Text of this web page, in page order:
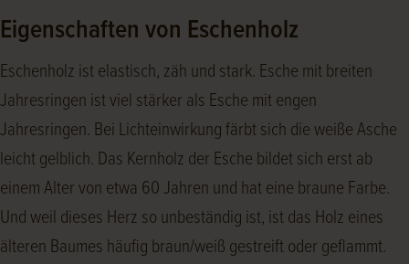
Eigenschaften von Eschenholz
Eschenholz ist elastisch, zäh und stark. Esche mit breiten
Jahresringen ist viel stärker als Esche mit engen
Jahresringen. Bei Lichteinwirkung färbt sich die weiße Asche
leicht gelblich. Das Kernholz der Esche bildet sich erst ab
einem Alter von etwa 60 Jahren und hat eine braune Farbe.
Und weil dieses Herz so unbeständig ist, ist das Holz eines
älteren Baumes häufig braun/weiß gestreift oder geflammt.